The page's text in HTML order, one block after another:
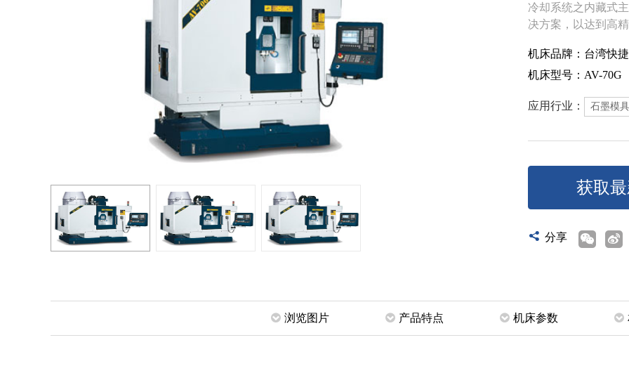
冷却系统之内藏式
决方案，以达到高
机床品牌：台湾快捷
机床型号：AV-70G
应用行业： 石墨模具
获取
 分享
浏览图片 产品特点 机床参数